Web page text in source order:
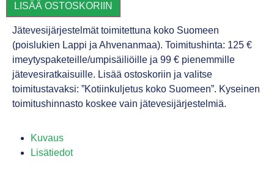
LISÄÄ OSTOSKORIIN
Jätevesijärjestelmät toimitettuna koko Suomeen
(poislukien Lappi ja Ahvenanmaa). Toimitushinta: 125 €
imeytyspaketeille/umpisäiliöille ja 99 € pienemmille
jätevesiratkaisuille. Lisää ostoskoriin ja valitse
toimitustavaksi: ”Kotiinkuljetus koko Suomeen”. Kyseinen
toimitushinnasto koskee vain jätevesijärjestelmiä.
Kuvaus
Lisätiedot